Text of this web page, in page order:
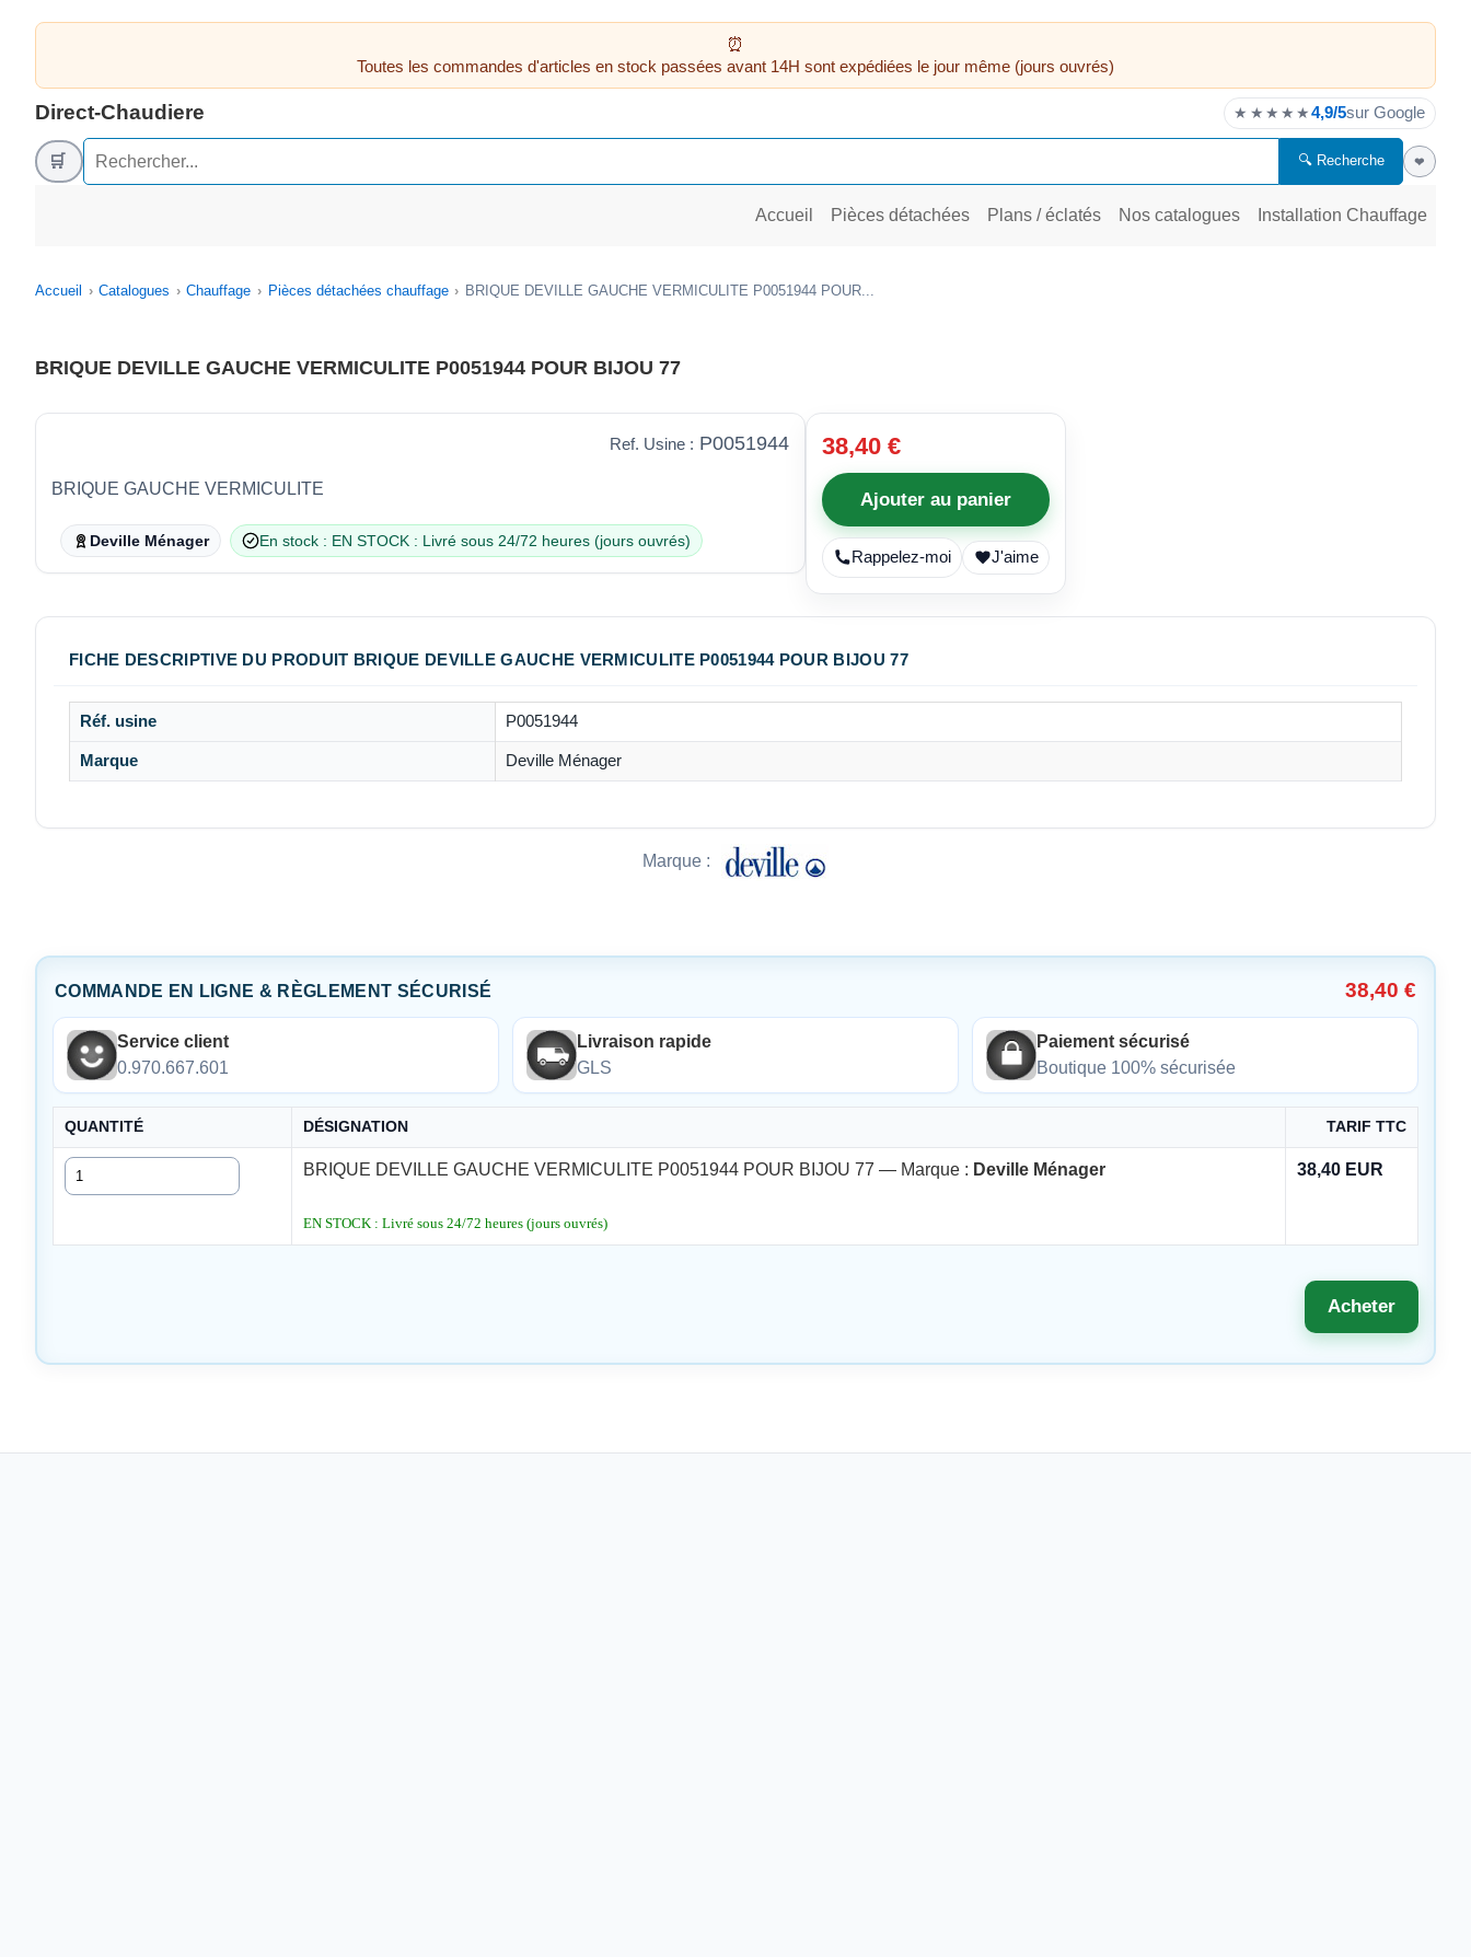
Toutes les commandes d'articles en stock passées avant 14H sont expédiées le jour même (jours ouvrés)
Direct-Chaudiere ★★★★★4,9/5sur Google
🛒 🔍 Recherche ❤
Accueil Pièces détachées Plans / éclatés Nos catalogues Installation Chauffage
Accueil Catalogues Chauffage Pièces détachées chauffage BRIQUE DEVILLE GAUCHE VERMICULITE P0051944 POUR...
BRIQUE DEVILLE GAUCHE VERMICULITE P0051944 POUR BIJOU 77
Ref. Usine : P0051944
BRIQUE GAUCHE VERMICULITE
Deville Ménager En stock : EN STOCK : Livré sous 24/72 heures (jours ouvrés)
38,40 €
Ajouter au panier
Rappelez-moi J'aime
FICHE DESCRIPTIVE DU PRODUIT BRIQUE DEVILLE GAUCHE VERMICULITE P0051944 POUR BIJOU 77
Réf. usine P0051944
Marque Deville Ménager
Marque :
COMMANDE EN LIGNE & RÈGLEMENT SÉCURISÉ 38,40 €
Service client
0.970.667.601
Livraison rapide
GLS
Paiement sécurisé
Boutique 100% sécurisée
QUANTITÉ DÉSIGNATION TARIF TTC
Quantité BRIQUE DEVILLE GAUCHE VERMICULITE P0051944 POUR BIJOU 77 — Marque : Deville Ménager
EN STOCK : Livré sous 24/72 heures (jours ouvrés)
38,40 EUR
Acheter